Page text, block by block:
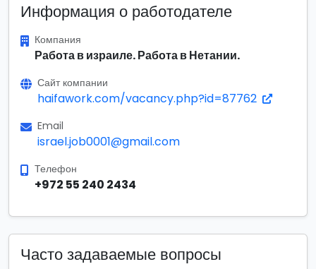
Информация о работодателе
Компания
Работа в израиле. Работа в Нетании.
Сайт компании
haifawork.com/vacancy.php?id=87762
Email
israel.job0001@gmail.com
Телефон
+972 55 240 2434
Часто задаваемые вопросы